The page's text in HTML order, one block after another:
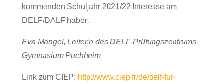
kommenden Schuljahr 2021/22 Interesse am
DELF/DALF haben.
Eva Mangel, Leiterin des DELF-Prüfungszentrums
Gymnasium Puchheim
Link zum CIEP: http://www.ciep.fr/de/delf-fur-